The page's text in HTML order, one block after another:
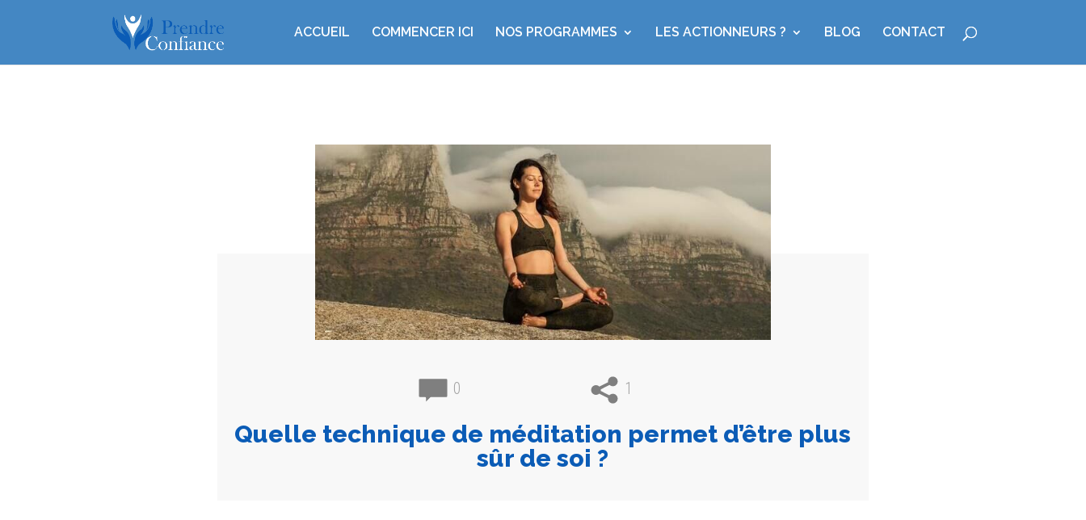
ACCUEIL COMMENCER ICI NOS PROGRAMMES LES ACTIONNEURS ? BLOG CONTACT
0 1
Quelle technique de méditation permet d’être plus
sûr de soi ?